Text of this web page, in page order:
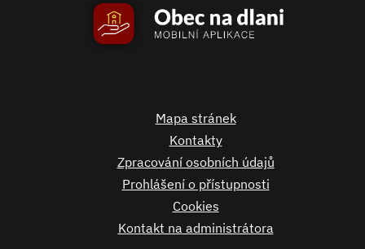
Mapa stránek
Kontakty
Zpracování osobních údajů
Prohlášení o přístupnosti
Cookies
Kontakt na administrátora